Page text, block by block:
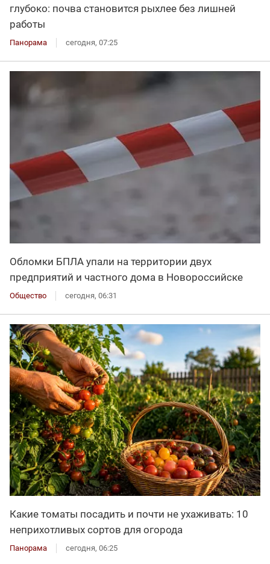
глубоко: почва становится рыхлее без лишней
работы
Панорама сегодня, 07:25
Обломки БПЛА упали на территории двух
предприятий и частного дома в Новороссийске
Общество сегодня, 06:31
Какие томаты посадить и почти не ухаживать: 10
неприхотливых сортов для огорода
Панорама сегодня, 06:25